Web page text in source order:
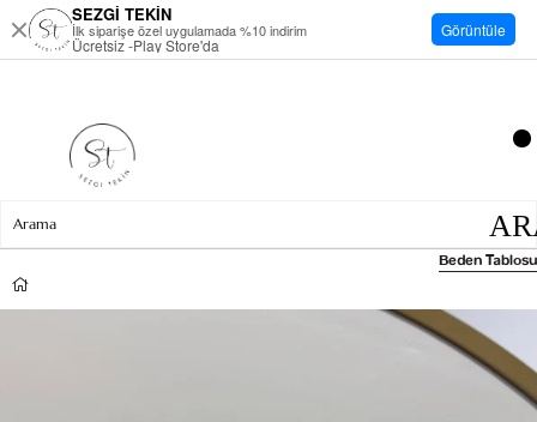
Beden Tablosu
SEZGİ TEKİN
İlk siparişe özel uygulamada %10 indirim
Ücretsiz -Play Store'da
Görüntüle